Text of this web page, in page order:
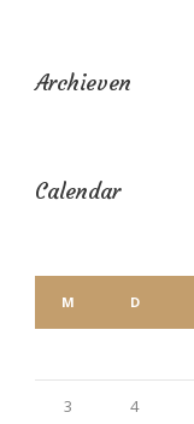
Archieven
Calendar
M D
3 4